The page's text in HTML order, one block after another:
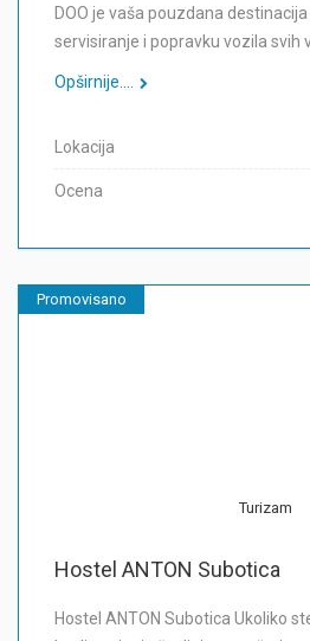
DOO je vaša pouzdana
servisiranje i popravku vozila svih
Opširnije....
Lokacija
Ocena
Promovisano
Turizam
Hostel ANTON Subotica
Hostel ANTON Subotica Ukoliko